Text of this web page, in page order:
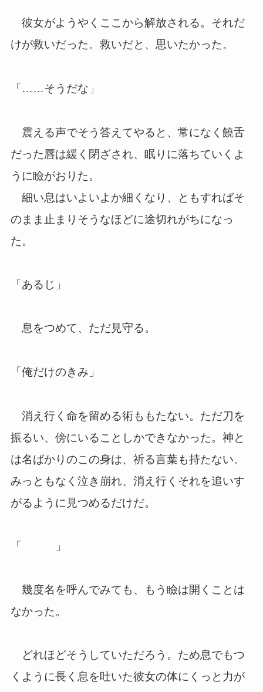
彼女がようやくここから解放される。それだ
けが救いだった。救いだと、思いたかった。
「……そうだな」
震える声でそう答えてやると、常になく饒舌
だった唇は緩く閉ざされ、眠りに落ちていくよ
うに瞼がおりた。
細い息はいよいよか細くなり、ともすればそ
のまま止まりそうなほどに途切れがちになっ
た。
「あるじ」
息をつめて、ただ見守る。
「俺だけのきみ」
消え行く命を留める術ももたない。ただ刀を
振るい、傍にいることしかできなかった。神と
は名ばかりのこの身は、祈る言葉も持たない。
みっともなく泣き崩れ、消え行くそれを追いす
がるように見つめるだけだ。
「 」
幾度名を呼んでみても、もう瞼は開くことは
なかった。
どれほどそうしていただろう。ため息でもつ
くように長く息を吐いた彼女の体にくっと力が